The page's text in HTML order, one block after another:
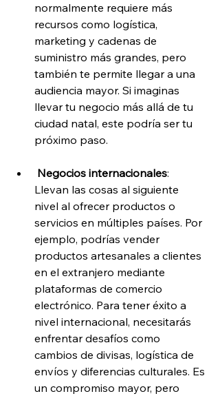
normalmente requiere más
recursos como logística,
marketing y cadenas de
suministro más grandes, pero
también te permite llegar a una
audiencia mayor. Si imaginas
llevar tu negocio más allá de tu
ciudad natal, este podría ser tu
próximo paso.
Negocios internacionales:
Llevan las cosas al siguiente
nivel al ofrecer productos o
servicios en múltiples países. Por
ejemplo, podrías vender
productos artesanales a clientes
en el extranjero mediante
plataformas de comercio
electrónico. Para tener éxito a
nivel internacional, necesitarás
enfrentar desafíos como
cambios de divisas, logística de
envíos y diferencias culturales. Es
un compromiso mayor, pero